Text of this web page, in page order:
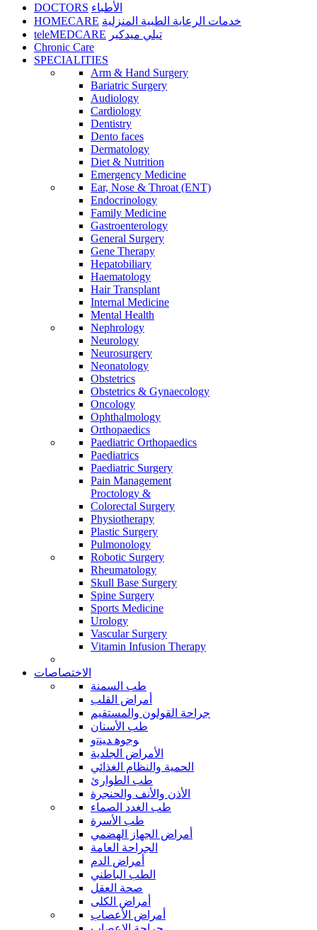
DOCTORS الأطباء
HOMECARE خدمات الرعاية الطبية المنزلية
teleMEDCARE تيلي ميدكير
Chronic Care
SPECIALITIES
Arm & Hand Surgery
Bariatric Surgery
Audiology
Cardiology
Dentistry
Dento faces
Dermatology
Diet & Nutrition
Emergency Medicine
Ear, Nose & Throat (ENT)
Endocrinology
Family Medicine
Gastroenterology
General Surgery
Gene Therapy
Hepatobiliary
Haematology
Hair Transplant
Internal Medicine
Mental Health
Nephrology
Neurology
Neurosurgery
Neonatology
Obstetrics
Obstetrics & Gynaecology
Oncology
Ophthalmology
Orthopaedics
Paediatric Orthopaedics
Paediatrics
Paediatric Surgery
Pain Management
Proctology &
Colorectal Surgery
Physiotherapy
Plastic Surgery
Pulmonology
Robotic Surgery
Rheumatology
Skull Base Surgery
Spine Surgery
Sports Medicine
Urology
Vascular Surgery
Vitamin Infusion Therapy
الاختصاصات
طب السمنة
أمراض القلب
جراحة القولون والمستقيم
طب الأسنان
ﻮﺟﻮﻫ ﺪﻴﻨﺗﻭ
الأمراض الجلدية
الحمية والنظام الغذائي
طب الطوارئ
الأذن والأنف والحنجرة
طب الغدد الصماء
طب الأسرة
أمراض الجهاز الهضمي
الجراحة العامة
أمراض الدم
الطب الباطني
صحة العقل
أمراض الكلى
أمراض الأعصاب